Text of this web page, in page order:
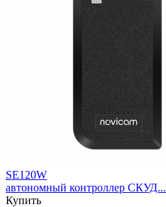
SE120W
автономный контроллер СКУД...
Купить